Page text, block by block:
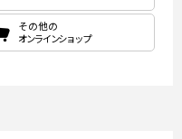
その他の
オンラインショップ